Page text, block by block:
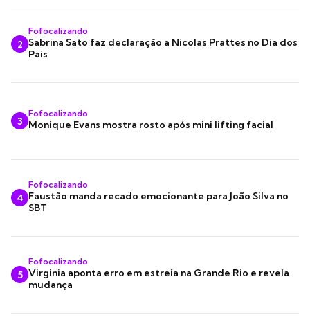
2
Fofocalizando
Sabrina Sato faz declaração a Nicolas Prattes no Dia dos
Pais
3
Fofocalizando
Monique Evans mostra rosto após mini lifting facial
4
Fofocalizando
Faustão manda recado emocionante para João Silva no
SBT
5
Fofocalizando
Virginia aponta erro em estreia na Grande Rio e revela
mudança